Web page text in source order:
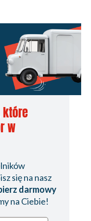
które
w
się na nasz
darmowy
na Ciebie!